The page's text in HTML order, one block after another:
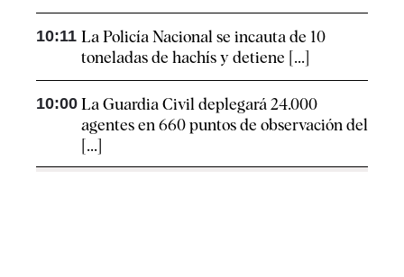
10:11 La Policía Nacional se incauta de 10
toneladas de hachís y detiene [...]
10:00 La Guardia Civil deplegará 24.000
agentes en 660 puntos de observación del
[...]